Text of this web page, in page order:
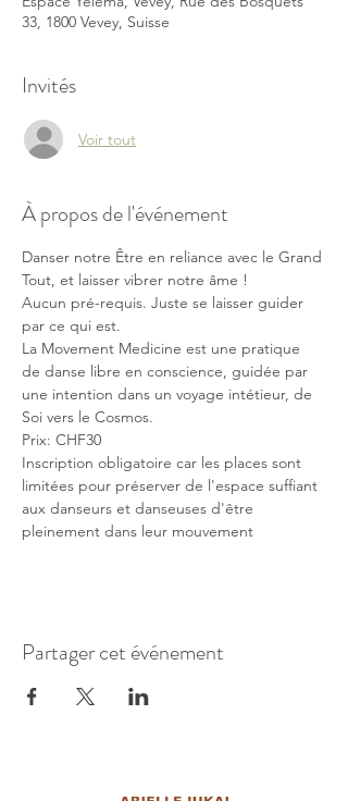
33, 1800 Vevey, Suisse
Invités
Voir tout
À propos de l'événement
Danser notre Être en reliance avec le Grand
Tout, et laisser vibrer notre âme !
Aucun pré-requis. Juste se laisser guider
par ce qui est.
La Movement Medicine est une pratique
de danse libre en conscience, guidée par
une intention dans un voyage intétieur, de
Soi vers le Cosmos.
Prix: CHF30
Inscription obligatoire car les places sont
limitées pour préserver de l'espace suffiant
aux danseurs et danseuses d'être
pleinement dans leur mouvement
Partager cet événement